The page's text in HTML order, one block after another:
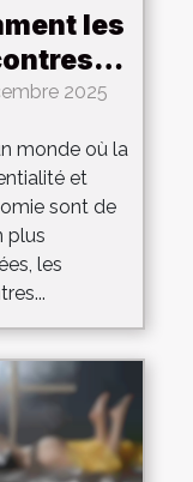
les
?
2025
monde où la
et
sont de
plus
les